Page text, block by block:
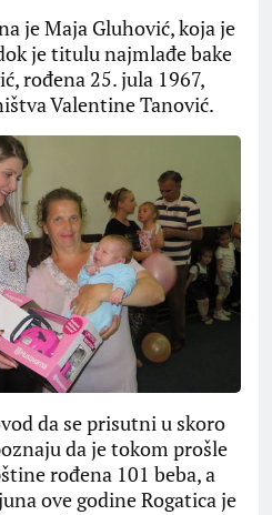
je Maja Gluhović, koja je
je titulu najmlađe bake
rođena 25. jula 1967,
Valentine Tanović.
da se prisutni u skoro
da je tokom prošle
rođena 101 beba, a
ove godine Rogatica je